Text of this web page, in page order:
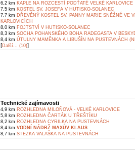
6,2 km KAPLE NA ROZCESTÍ PODŤATÉ VELKÉ KARLOVICE
7,5 km KOSTEL SV. JOSEFA V HUTISKO-SOLANEC
7,7 km DŘEVĚNÝ KOSTEL SV. PANNY MARIE SNĚŽNÉ VE
KARLOVICÍCH
8,0 km FOJTSTVÍ V HUTISKO-SOLANEC
8,3 km SOCHA POHANSKÉHO BOHA RADEGASTA V
8,4 km ÚTULNY MAMĚNKA A LIBUŠÍN NA PUSTEVNÁCH
[Další... (10)]
Technické zajímavosti
4,9 km ROZHLEDNA MILOŇOVÁ - VELKÉ KARLOVICE
5,8 km ROZHLEDNA ČARTÁK U TŘEŠTÍKU
8,2 km ROZHLEDNA CYRILKA NA PUSTEVNÁCH
8,4 km VODNÍ NÁDRŽ MAXŮV KLAUS
8,7 km STEZKA VALAŠKA NA PUSTEVNÁCH